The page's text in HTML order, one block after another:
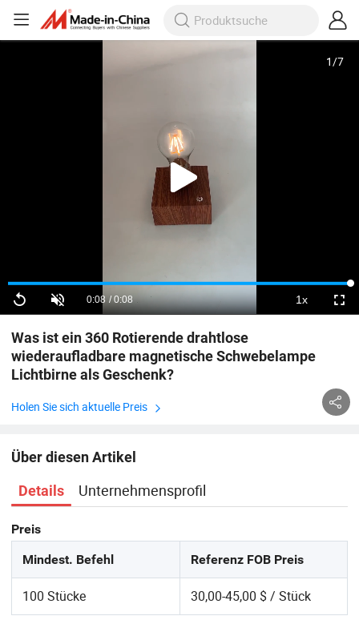
1/7
Was ist ein 360 Rotierende drahtlose
wiederaufladbare magnetische Schwebelampe
Lichtbirne als Geschenk?
Holen Sie sich aktuelle Preis
Über diesen Artikel
Details Unternehmensprofil
Preis
Mindest. Befehl Referenz FOB Preis
100 Stücke 30,00-45,00 $ / Stück